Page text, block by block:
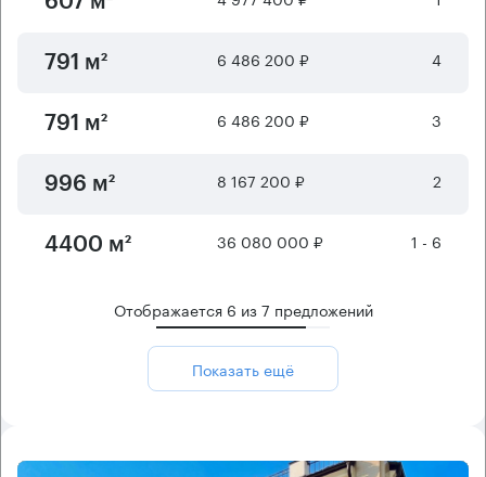
791 м² 6 486 200 ₽ 4
791 м² 6 486 200 ₽ 3
996 м² 8 167 200 ₽ 2
4400 м² 36 080 000 ₽ 1 - 6
Отображается 6 из7 предложений
Показать ещё